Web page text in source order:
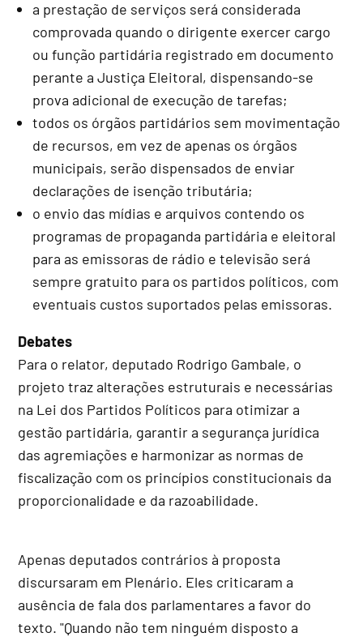
a prestação de serviços será considerada
comprovada quando o dirigente exercer cargo
ou função partidária registrado em documento
perante a Justiça Eleitoral, dispensando-se
prova adicional de execução de tarefas;
todos os órgãos partidários sem movimentação
de recursos, em vez de apenas os órgãos
municipais, serão dispensados de enviar
declarações de isenção tributária;
o envio das mídias e arquivos contendo os
programas de propaganda partidária e eleitoral
para as emissoras de rádio e televisão será
sempre gratuito para os partidos políticos, com
eventuais custos suportados pelas emissoras.
Debates
Para o relator, deputado Rodrigo Gambale, o
projeto traz alterações estruturais e necessárias
na Lei dos Partidos Políticos para otimizar a
gestão partidária, garantir a segurança jurídica
das agremiações e harmonizar as normas de
fiscalização com os princípios constitucionais da
proporcionalidade e da razoabilidade.
Apenas deputados contrários à proposta
discursaram em Plenário. Eles criticaram a
ausência de fala dos parlamentares a favor do
texto. "Quando não tem ninguém disposto a